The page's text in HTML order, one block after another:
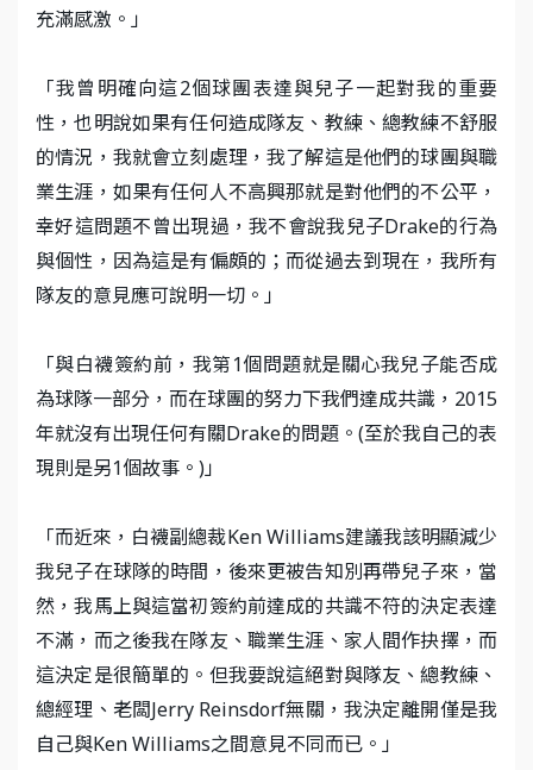
充滿感激。」
「我曾明確向這2個球團表達與兒子一起對我的重要
性，也明說如果有任何造成隊友、教練、總教練不舒服
的情況，我就會立刻處理，我了解這是他們的球團與職
業生涯，如果有任何人不高興那就是對他們的不公平，
幸好這問題不曾出現過，我不會說我兒子Drake的行為
與個性，因為這是有偏頗的；而從過去到現在，我所有
隊友的意見應可說明一切。」
「與白襪簽約前，我第1個問題就是關心我兒子能否成
為球隊一部分，而在球團的努力下我們達成共識，2015
年就沒有出現任何有關Drake的問題。(至於我自己的表
現則是另1個故事。)」
「而近來，白襪副總裁Ken Williams建議我該明顯減少
我兒子在球隊的時間，後來更被告知別再帶兒子來，當
然，我馬上與這當初簽約前達成的共識不符的決定表達
不滿，而之後我在隊友、職業生涯、家人間作抉擇，而
這決定是很簡單的。但我要說這絕對與隊友、總教練、
總經理、老闆Jerry Reinsdorf無關，我決定離開僅是我
自己與Ken Williams之間意見不同而已。」